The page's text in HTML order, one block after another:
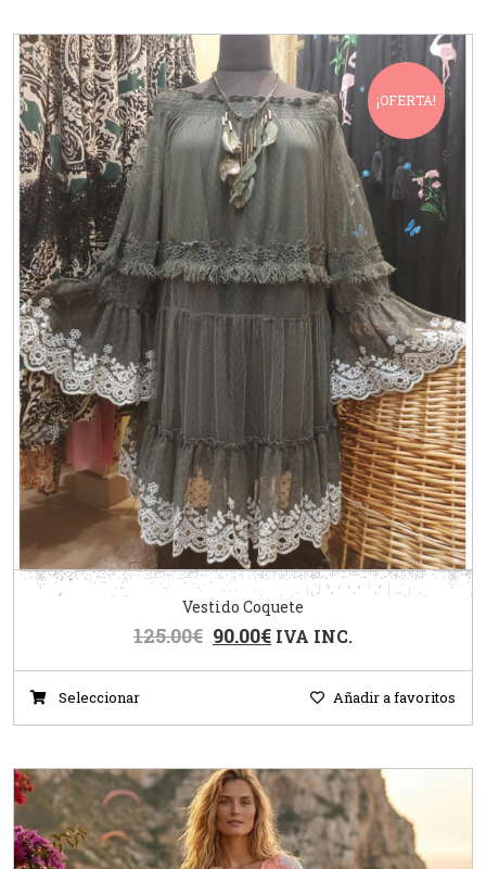
¡OFERTA!
Vestido Coquete
125.00€ 90.00€ IVA INC.
Seleccionar Añadir a favoritos